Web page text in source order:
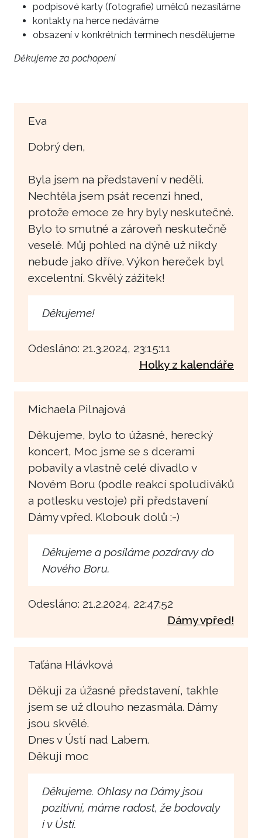
podpisové karty (fotografie) umělců nezasíláme
kontakty na herce nedáváme
obsazení v konkrétních termínech nesdělujeme
Děkujeme za pochopení
Eva
Dobrý den,
Byla jsem na představení v neděli.
Nechtěla jsem psát recenzi hned,
protože emoce ze hry byly neskutečné.
Bylo to smutné a zároveň neskutečně
veselé. Můj pohled na dýně už nikdy
nebude jako dříve. Výkon hereček byl
excelentní. Skvělý zážitek!
Děkujeme!
Odesláno: 21.3.2024, 23:15:11
Holky z kalendáře
Michaela Pilnajová
Děkujeme, bylo to úžasné, herecký
koncert, Moc jsme se s dcerami
pobavily a vlastně celé divadlo v
Novém Boru (podle reakcí spoludiváků
a potlesku vestoje) při představení
Dámy vpřed. Klobouk dolů :-)
Děkujeme a posíláme pozdravy do
Nového Boru.
Odesláno: 21.2.2024, 22:47:52
Dámy vpřed!
Taťána Hlávková
Děkuji za úžasné představení, takhle
jsem se už dlouho nezasmála. Dámy
jsou skvělé.
Dnes v Ústí nad Labem.
Děkuji moc
Děkujeme. Ohlasy na Dámy jsou
pozitivní, máme radost, že bodovaly
i v Ústí.